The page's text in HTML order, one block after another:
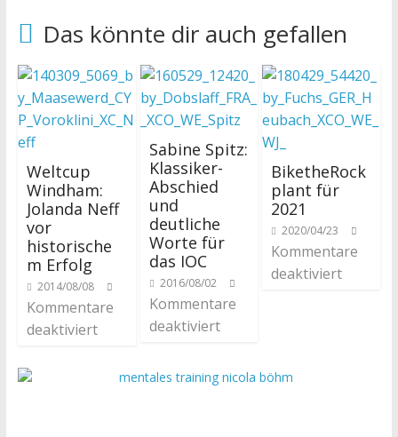
Das könnte dir auch gefallen
Weltcup
Windham:
Jolanda Neff
vor
historische
m Erfolg
2014/08/08
Kommentare
deaktiviert
Sabine Spitz:
Klassiker-
Abschied
und
deutliche
Worte für
das IOC
2016/08/02
Kommentare
deaktiviert
BiketheRock
plant für
2021
2020/04/23
Kommentare
deaktiviert